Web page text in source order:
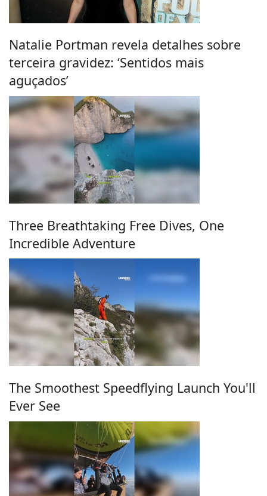
Natalie Portman revela detalhes sobre
terceira gravidez: ‘Sentidos mais
aguçados’
Three Breathtaking Free Dives, One
Incredible Adventure
The Smoothest Speedflying Launch You'll
Ever See